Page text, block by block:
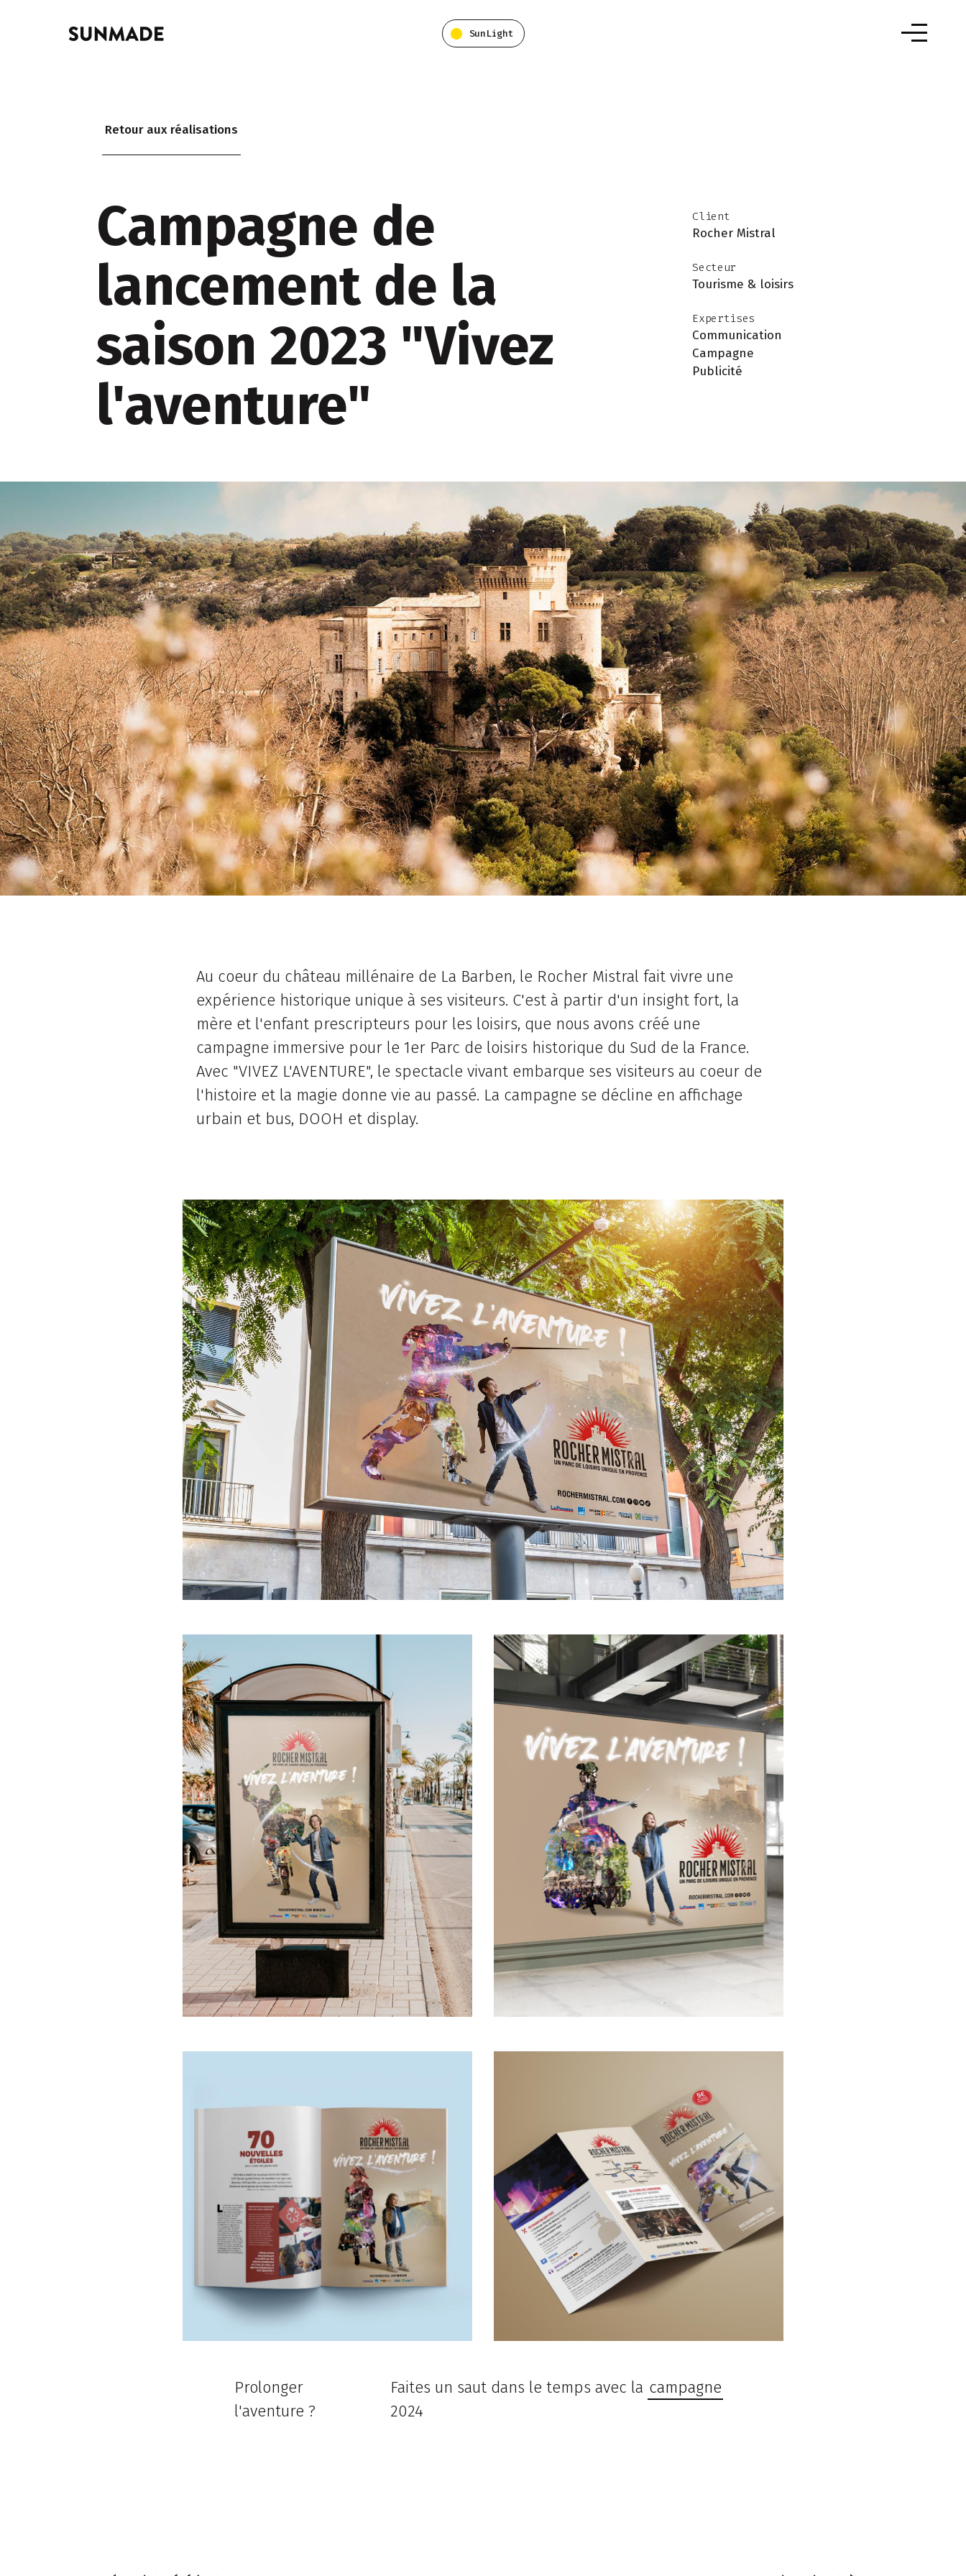
SunLight
Retour aux réalisations
Campagne de
lancement de la
saison 2023 "Vivez
l'aventure"
Client
Rocher Mistral
Secteur
Tourisme & loisirs
Expertises
Communication
Campagne
Publicité
Au coeur du château millénaire de La Barben, le Rocher Mistral fait vivre une
expérience historique unique à ses visiteurs. C'est à partir d'un insight fort, la
mère et l'enfant prescripteurs pour les loisirs, que nous avons créé une
campagne immersive pour le 1er Parc de loisirs historique du Sud de la France.
Avec "VIVEZ L'AVENTURE", le spectacle vivant embarque ses visiteurs au coeur de
l'histoire et la magie donne vie au passé. La campagne se décline en affichage
urbain et bus, DOOH et display.
Prolonger
l'aventure ?
Faites un saut dans le temps avec la campagne
2024